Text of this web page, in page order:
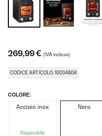
269,99 € (IVA inclusa)
CODICE ARTICOLO: 10034804
COLORE:
Acciaio inox
Disponibile
Nero